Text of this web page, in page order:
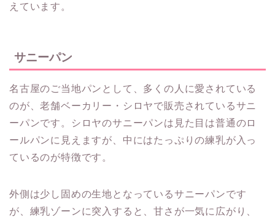
えています。
サニーパン
名古屋のご当地パンとして、多くの人に愛されている
のが、老舗ベーカリー・シロヤで販売されているサニ
ーパンです。シロヤのサニーパンは見た目は普通のロ
ールパンに見えますが、中にはたっぷりの練乳が入っ
ているのが特徴です。
外側は少し固めの生地となっているサニーパンです
が、練乳ゾーンに突入すると、甘さが一気に広がり、